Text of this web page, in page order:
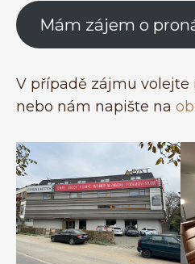
Mám zájem o
V případě zájmu volejte
nebo nám napište na